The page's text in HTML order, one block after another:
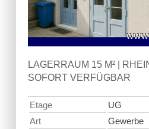
LAGERRAUM 15 M² |
SOFORT VERFÜGBAR
Etage
UG
Art
Gewerbe